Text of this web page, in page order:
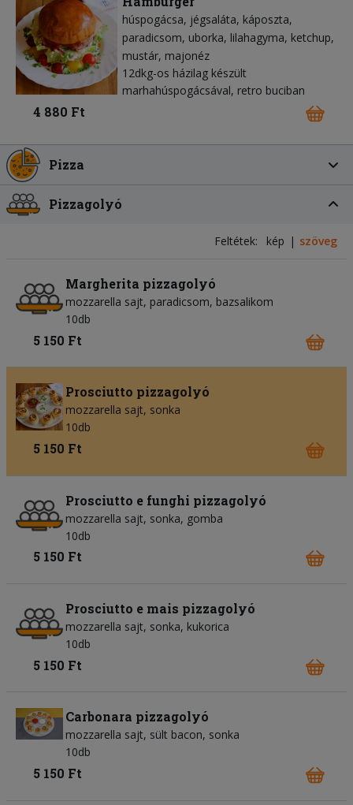
húspogácsa jégsaláta káposzta
paradicsom uborka lilahagyma ketchup
mustár majonéz
12dkg-os házilag készült
marhahúspogácsával, retro buciban
4 880 Ft
Pizza
Pizzagolyó
Feltétek: kép szöveg
Margherita pizzagolyó
mozzarella sajt paradicsom bazsalikom
10db
5 150 Ft
Prosciutto pizzagolyó
mozzarella sajt sonka
10db
5 150 Ft
Prosciutto e funghi pizzagolyó
mozzarella sajt sonka gomba
10db
5 150 Ft
Prosciutto e mais pizzagolyó
mozzarella sajt sonka kukorica
10db
5 150 Ft
Carbonara pizzagolyó
mozzarella sajt sült bacon sonka
10db
5 150 Ft